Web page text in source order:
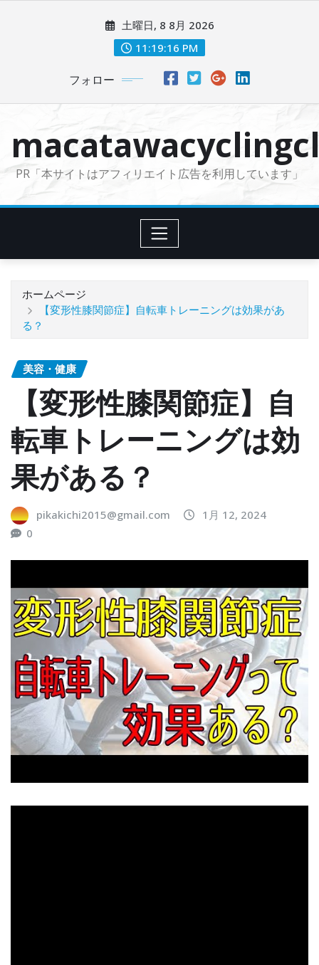
に
土曜日, 8 8月 2026
11:19:18 PM
フォロー
PR「本サイトはアフィリエイト広告を利用しています」
ホームページ
【変形性膝関節症】自転車トレーニングは効果があ
る？
美容・健康
【変形性膝関節症】自
転車トレーニングは効
果がある？
pikakichi2015@gmail.com
1月 12, 2024
0